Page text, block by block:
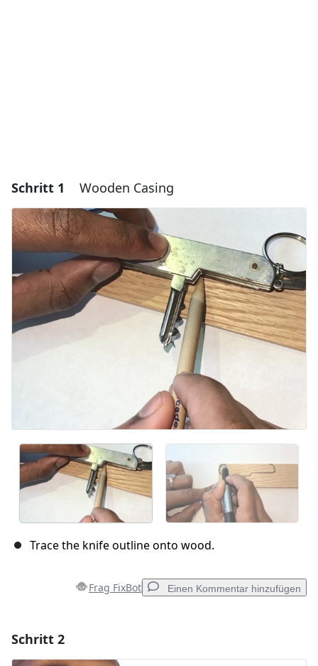
Schritt 1 Wooden Casing
Trace the knife outline onto wood.
Frag FixBot Einen Kommentar hinzufügen
Schritt 2